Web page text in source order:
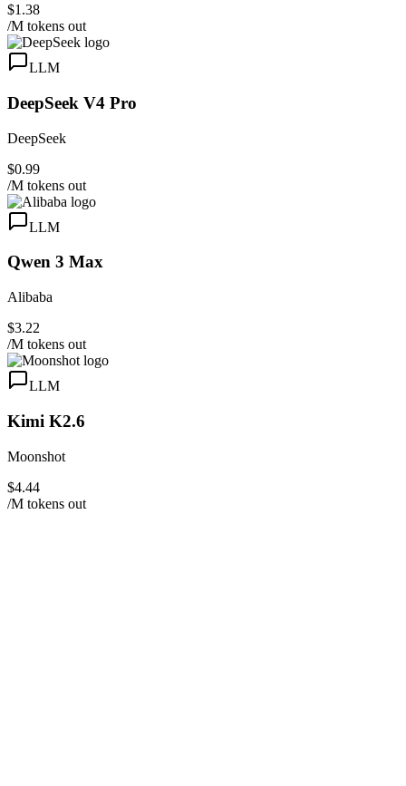
$1.38
/M tokens out
LLM
DeepSeek V4 Pro
DeepSeek
$0.99
/M tokens out
LLM
Qwen 3 Max
Alibaba
$3.22
/M tokens out
LLM
Kimi K2.6
Moonshot
$4.44
/M tokens out